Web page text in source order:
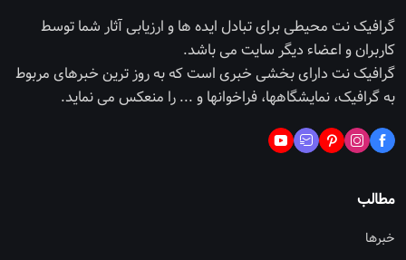
گرافیک نت محیطی برای تبادل ایده ها و ارزیابی آثار شما توسط
کاربران و اعضاء دیگر سایت می باشد.
گرافیک نت دارای بخشی خبری است که به روز ترین خبرهای مربوط
به گرافیک، نمایشگاهها، فراخوانها و ... را منعکس می نماید.
مطالب
خبرها